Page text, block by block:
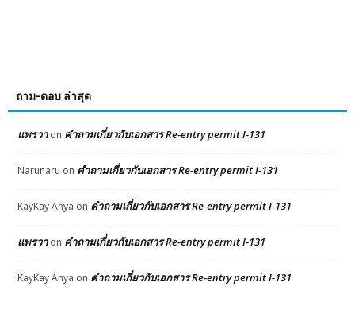
ถาม-ตอบ ล่าสุด
แพรวาon คำถามเกี่ยวกับเอกสาร Re-entry permit I-131
Narunaru on คำถามเกี่ยวกับเอกสาร Re-entry permit I-131
KayKay Anya on คำถามเกี่ยวกับเอกสาร Re-entry permit I-131
แพรวาon คำถามเกี่ยวกับเอกสาร Re-entry permit I-131
KayKay Anya on คำถามเกี่ยวกับเอกสาร Re-entry permit I-131